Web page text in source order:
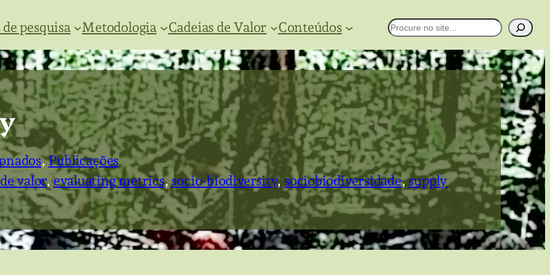
pesquisa Metodologia Cadeias de Valor Conteúdos Pesquisar
, Publicações
valor, evaluating metrics, socio-biodiversity, sociobiodiversidade, supply